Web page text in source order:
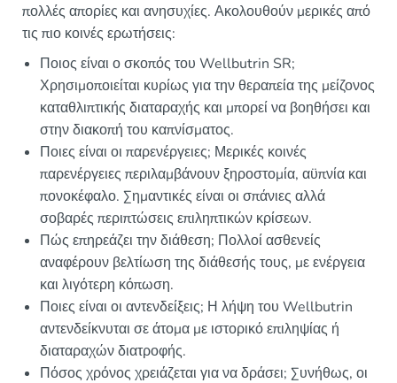
πολλές απορίες και ανησυχίες. Ακολουθούν μερικές από
τις πιο κοινές ερωτήσεις:
Ποιος είναι ο σκοπός του Wellbutrin SR;
Χρησιμοποιείται κυρίως για την θεραπεία της μείζονος
καταθλιπτικής διαταραχής και μπορεί να βοηθήσει και
στην διακοπή του καπνίσματος.
Ποιες είναι οι παρενέργειες; Μερικές κοινές
παρενέργειες περιλαμβάνουν ξηροστομία, αϋπνία και
πονοκέφαλο. Σημαντικές είναι οι σπάνιες αλλά
σοβαρές περιπτώσεις επιληπτικών κρίσεων.
Πώς επηρεάζει την διάθεση; Πολλοί ασθενείς
αναφέρουν βελτίωση της διάθεσής τους, με ενέργεια
και λιγότερη κόπωση.
Ποιες είναι οι αντενδείξεις; Η λήψη του Wellbutrin
αντενδείκνυται σε άτομα με ιστορικό επιληψίας ή
διαταραχών διατροφής.
Πόσος χρόνος χρειάζεται για να δράσει; Συνήθως, οι